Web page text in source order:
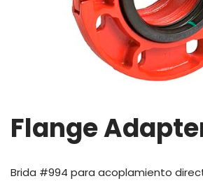
Flange
Brida #994 para acoplamiento